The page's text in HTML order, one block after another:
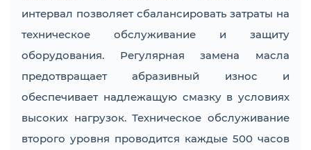
интервал позволяет сбалансировать затраты на
техническое обслуживание и защиту
оборудования. Регулярная замена масла
предотвращает абразивный износ и
обеспечивает надлежащую смазку в условиях
высоких нагрузок. Техническое обслуживание
второго уровня проводится каждые 500 часов